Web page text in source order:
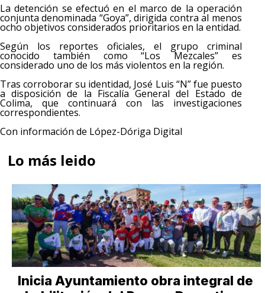
La detención se efectuó en el marco de la operación
conjunta denominada “Goya”, dirigida contra al menos
ocho objetivos considerados prioritarios en la entidad.
Según los reportes oficiales, el grupo criminal
conocido también como “Los Mezcales” es
considerado uno de los más violentos en la región.
Tras corroborar su identidad, José Luis “N” fue puesto
a disposición de la Fiscalía General del Estado de
Colima, que continuará con las investigaciones
correspondientes.
Con información de López-Dóriga Digital
Lo más leido
Inicia Ayuntamiento obra integral de